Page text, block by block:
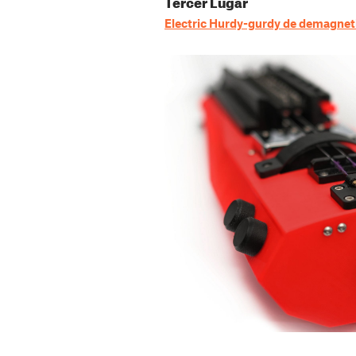
Electric Hurdy-gurdy de